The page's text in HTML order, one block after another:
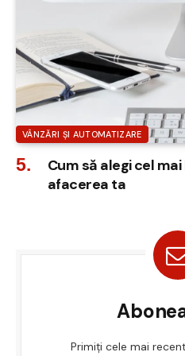
VÂNZĂRI ȘI AUTOMATIZARE
Cum să alegi cel
afacerea ta
Primiți cele mai